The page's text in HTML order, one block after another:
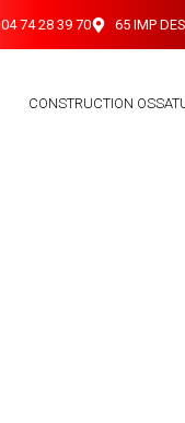
04 74 28 39 70 65 IMP
CONSTRUCTION